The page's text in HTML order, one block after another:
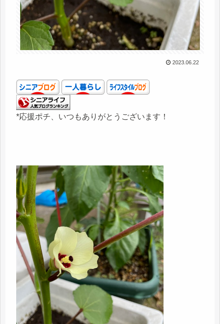
2023.06.22
*応援ポチ、いつもありがとうございます！